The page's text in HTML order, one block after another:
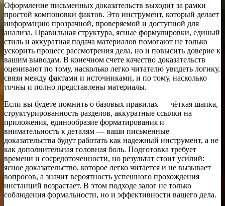
Оформление письменных доказательств выходит за рамки
простой компоновки фактов. Это инструмент, который делает
информацию прозрачной, проверяемой и доступной для
анализа. Правильная структура, ясные формулировки, единый
стиль и аккуратная подача материалов помогают не только
ускорить процесс рассмотрения дела, но и повысить доверие к
вашим выводам. В конечном счете качество доказательств
оценивают по тому, насколько легко читателю увидеть логику,
связи между фактами и источниками, и по тому, насколько
точны и полно представлены материалы.
Если вы будете помнить о базовых правилах — чёткая шапка,
структурированность разделов, аккуратные ссылки на
приложения, единообразие форматирования и
внимательность к деталям — ваши письменные
доказательства будут работать как надежный инструмент, а не
как дополнительная головная боль. Подготовка требует
времени и сосредоточенности, но результат стоит усилий:
ясное доказательство, которое легко читается и не вызывает
вопросов, а значит вероятность успешного прохождения
инстанций возрастает. В этом подходе залог не только
соблюдения формальности, но и эффективности вашего дела.